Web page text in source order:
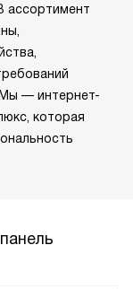
ассортимент
— интернет-
которая